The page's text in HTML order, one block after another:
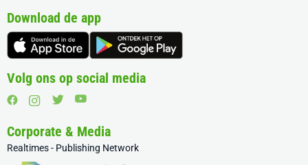
Download de app
Volg ons op social media
Corporate & Media
Realtimes - Publishing Network